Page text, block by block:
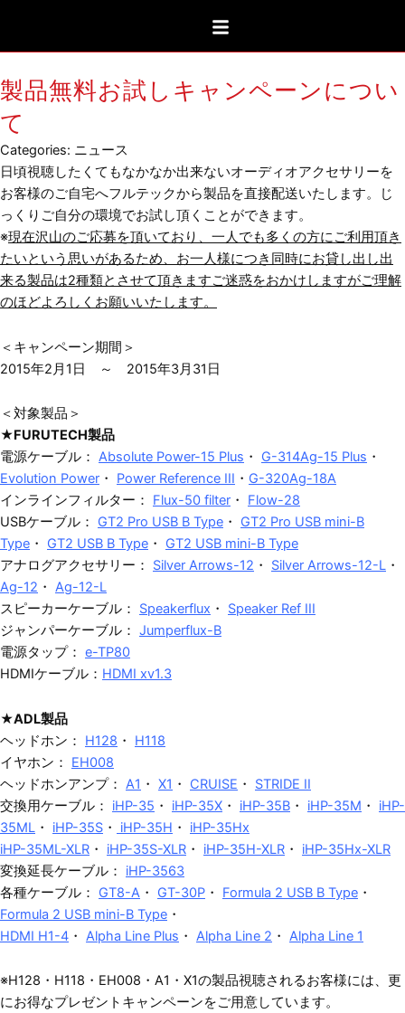
を
ス
キ
ッ
製品無料お試しキャンペーンについ
て
Categories: ニュース
日頃視聴したくてもなかなか出来ないオーディオアクセサリーを
お客様のご自宅へフルテックから製品を直接配送いたします。じ
っくりご自分の環境でお試し頂くことができます。
※現在沢山のご応募を頂いており、一人でも多くの方にご利用頂き
たいという思いがあるため、お一人様につき同時にお貸し出し出
来る製品は2種類とさせて頂きますご迷惑をおかけしますがご理解
のほどよろしくお願いいたします。
＜キャンペーン期間＞
2015年2月1日 ～ 2015年3月31日
＜対象製品＞
★FURUTECH製品
電源ケーブル： Absolute Power-15 Plus ・ G-314Ag-15 Plus ・
Evolution Power ・ Power Reference III ・ G-320Ag-18A
インラインフィルター： Flux-50 filter ・ Flow-28
USBケーブル： GT2 Pro USB B Type ・ GT2 Pro USB mini-B
Type ・ GT2 USB B Type ・ GT2 USB mini-B Type
アナログアクセサリー： Silver Arrows-12 ・ Silver Arrows-12-L ・
Ag-12 ・ Ag-12-L
スピーカーケーブル： Speakerflux ・ Speaker Ref III
ジャンパーケーブル： Jumperflux-B
電源タップ： e-TP80
HDMIケーブル： HDMI xv1.3
★ADL製品
ヘッドホン： H128 ・ H118
イヤホン： EH008
ヘッドホンアンプ： A1 ・ X1 ・ CRUISE ・ STRIDE II
交換用ケーブル： iHP-35 ・ iHP-35X ・ iHP-35B ・ iHP-35M ・ iHP-
35ML ・ iHP-35S ・ iHP-35H ・
iHP-35Hx
iHP-35ML-XLR ・ iHP-35S-XLR ・ iHP-35H-XLR ・
iHP-35Hx-XLR
変換延長ケーブル： iHP-3563
各種ケーブル： GT8-A ・ GT-30P ・ Formula 2 USB B Type ・
Formula 2 USB mini-B Type ・
HDMI H1-4 ・ Alpha Line Plus ・ Alpha Line 2 ・ Alpha Line 1
※H128・H118・EH008・A1・X1の製品視聴されるお客様には、更
にお得なプレゼントキャンペーンをご用意しています。